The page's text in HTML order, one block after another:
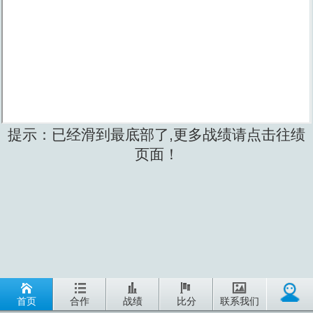
提示：已经滑到最底部了,更多战绩请点击往绩
页面！
首页 合作 战绩 比分 联系我们